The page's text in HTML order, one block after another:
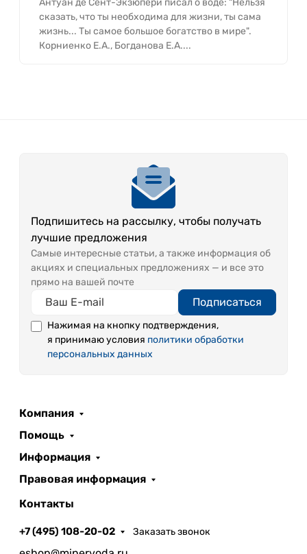
Антуан де Сент-Экзюпери писал о воде: "Нельзя
сказать, что ты необходима для жизни, ты сама
жизнь... Ты самое большое богатство в мире".
Корниенко Е.А., Богданова Е.А....
Подпишитесь на рассылку, чтобы получать
лучшие предложения
Самые интересные статьи, а также информация об
акциях и специальных предложениях — и все это
прямо на вашей почте
Подписаться
Нажимая на кнопку подтверждения,
я принимаю условия политики обработки
персональных данных
Компания
Помощь
Информация
Правовая информация
Контакты
+7 (495) 108-20-02 Заказать звонок